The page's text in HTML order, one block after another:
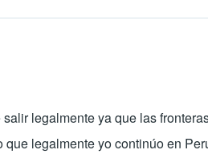
legalmente ya que las
legalmente yo continúo en